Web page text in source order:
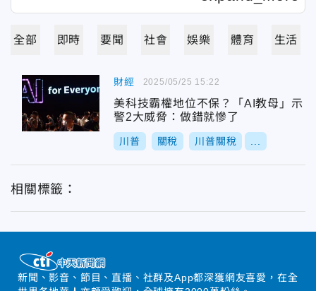
全部 即時 要聞 社會 娛樂 體育 生活
財經
美科技霸權地位不保？「AI教母」示
警2大威脅：做錯就慘了
川普 關稅 川普關稅
2025/05/25 15:22
相關標籤：
新聞、影音、節目、直播、社群及App都深獲網友喜愛，在全